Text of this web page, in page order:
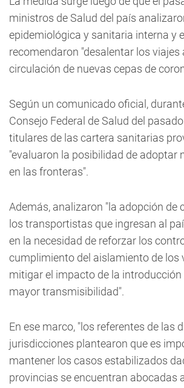
ministros de Salud del país
epidemiológica y sanitaria interna y
recomendaron "desalentar los viajes
circulación de nuevas cepas de
Según un comunicado oficial,
Consejo Federal de Salud del
titulares de las cartera sanitarias
"evaluaron la posibilidad de adoptar
en las fronteras".
Además, analizaron "la adopción de
los transportistas que ingresan al
en la necesidad de reforzar los
cumplimiento del aislamiento de los
mitigar el impacto de la introducción
mayor transmisibilidad".
En ese marco, "los referentes de las
jurisdicciones plantearon que es
mantener los casos estabilizados
provincias se encuentran abocadas